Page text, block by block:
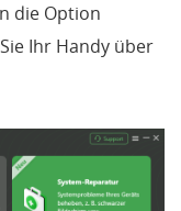
die Option
Ihr Handy über